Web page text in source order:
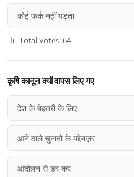
कोई फर्क नहीं पड़ता
Total Votes: 64
कृषि कानून क्यों वापस लिए गए
देश के बेहतरी के लिए
आने वाले चुनावो के मद्देनज़र
आंदोलन से डर कर